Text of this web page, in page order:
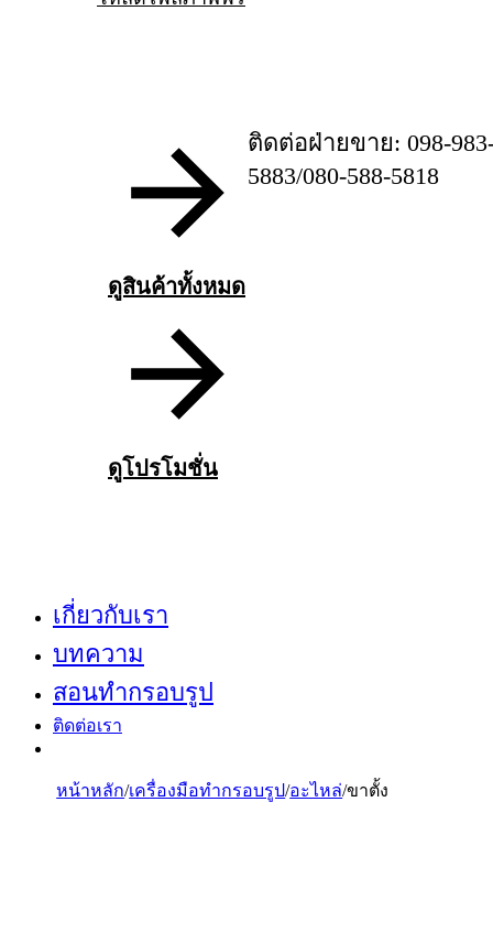
ดูสินค้าทั้งหมด
ดูโปรโมชั่น
ติดต่อฝ่ายขาย: 098-
5883/080-588-5818
เกี่ยวกับเรา
บทความ
สอนทำกรอบรูป
ติดต่อเรา
หน้าหลัก/เครื่องมือทำกรอบรูป/อะไหล่/ขาตั้ง